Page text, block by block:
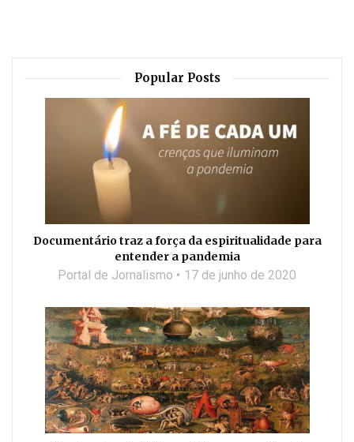
Popular Posts
Documentário traz a força da espiritualidade para
entender a pandemia
Portal de Jornalismo 17 de junho de 2020